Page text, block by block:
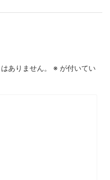
ありません。 ※ が付いてい